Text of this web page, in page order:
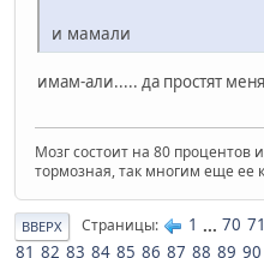
и мамали
имам-али..... да простят меня
Мозг состоит на 80 процентов
тормозная, так многим еще ее
ВВЕРХ Страницы 1 ... 70 71
81 82 83 84 85 86 87 88 89 90